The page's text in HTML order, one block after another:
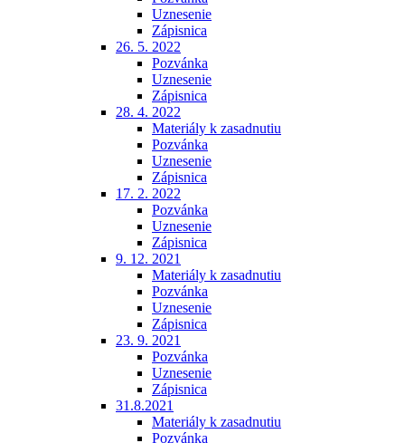
Uznesenie
Zápisnica
26. 5. 2022
Pozvánka
Uznesenie
Zápisnica
28. 4. 2022
Materiály k zasadnutiu
Pozvánka
Uznesenie
Zápisnica
17. 2. 2022
Pozvánka
Uznesenie
Zápisnica
9. 12. 2021
Materiály k zasadnutiu
Pozvánka
Uznesenie
Zápisnica
23. 9. 2021
Pozvánka
Uznesenie
Zápisnica
31.8.2021
Materiály k zasadnutiu
Pozvánka